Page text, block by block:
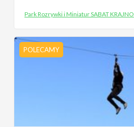
Park Rozrywki i Miniatur SABAT KRAJNO
POLECAMY